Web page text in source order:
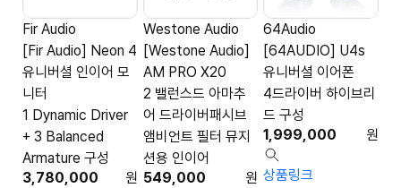
Fir Audio
[Fir Audio] Neon 4
유니버셜 인이어 모
니터
1 Dynamic Driver
+ 3 Balanced
Armature 구성
3,780,000
원
Westone Audio
[Westone Audio]
AM PRO X20
2 밸런스드 아마추
어 드라이버패시브
앰비언트 필터 뮤지
션용 인이어
549,000
원
64Audio
[64AUDIO] U4s
유니버셜 이어폰
4드라이버 하이브리
드 구성
1,999,000
원
상품링크